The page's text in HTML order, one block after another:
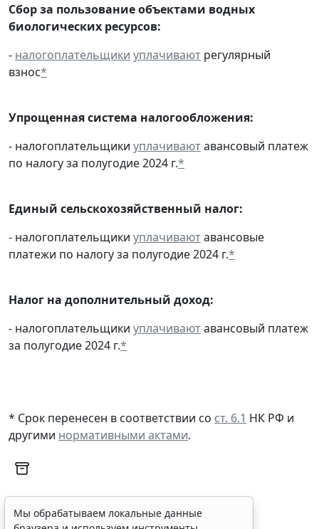
Сбор за пользование объектами водных
биологических ресурсов:
- налогоплательщики уплачивают регулярный
взнос*
Упрощенная система налогообложения:
- налогоплательщики уплачиваютавансовый платеж
по налогу за полугодие 2024 г.*
Единый сельскохозяйственный налог:
- налогоплательщики уплачиваютавансовые
платежи по налогу за полугодие 2024 г.*
Налог на дополнительный доход:
- налогоплательщики уплачиваютавансовый платеж
за полугодие 2024 г.*
* Срок перенесен в соответствии со ст. 6.1 НК РФ и
другими нормативными актами.
Мы обрабатываем локальные данные